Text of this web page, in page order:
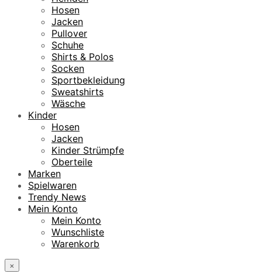
Hosen
Jacken
Pullover
Schuhe
Shirts & Polos
Socken
Sportbekleidung
Sweatshirts
Wäsche
Kinder
Hosen
Jacken
Kinder Strümpfe
Oberteile
Marken
Spielwaren
Trendy News
Mein Konto
Mein Konto
Wunschliste
Warenkorb
×